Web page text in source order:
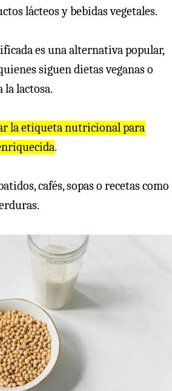
lácteos y bebidas vegetales.
es una alternativa popular,
siguen dietas veganas o
lactosa.
la etiqueta nutricional para
.
cafés, sopas o recetas como